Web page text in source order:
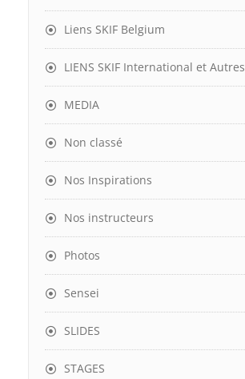
Liens SKIF Belgium
LIENS SKIF International et Autres
MEDIA
Non classé
Nos Inspirations
Nos instructeurs
Photos
Sensei
SLIDES
STAGES